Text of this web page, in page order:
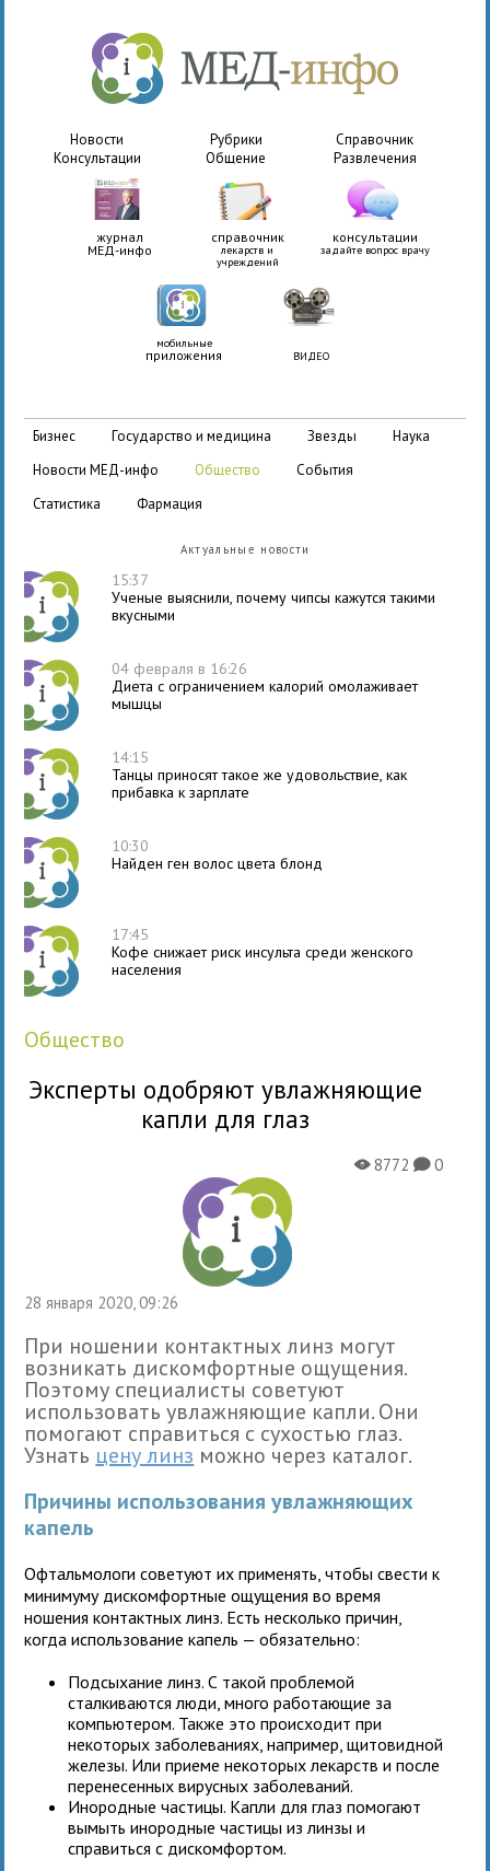
Новости Рубрики
Справочник
Консультации
Общение Развлечения
журнал
МЕД-инфо
справочник
лекарств и
учреждений
консультации
задайте вопрос врачу
мобильные
приложения ВИДЕО
бизнес государство и медицина звезды
наука
новости МЕД-инфо
общество
события
статистика
фармация
Актуальные новости
15:37
Ученые выяснили, почему чипсы кажутся такими
вкусными
04 февраля в 16:26
Диета с ограничением калорий омолаживает
мышцы
14:15
Танцы приносят такое же удовольствие, как
прибавка к зарплате
10:30
Найден ген волос цвета блонд
17:45
Кофе снижает риск инсульта среди женского
населения
общество
Эксперты одобряют увлажняющие
капли для глаз
28 января 2020, 09:26
X8772K0
При ношении контактных линз могут
возникать дискомфортные ощущения.
Поэтому специалисты советуют
использовать увлажняющие капли. Они
помогают справиться с сухостью глаз.
Узнать цену линз можно через каталог.
Причины использования увлажняющих
капель
Офтальмологи советуют их применять, чтобы свести к
минимуму дискомфортные ощущения во время
ношения контактных линз. Есть несколько причин,
когда использование капель — обязательно:
Подсыхание линз. С такой проблемой
сталкиваются люди, много работающие за
компьютером. Также это происходит при
некоторых заболеваниях, например, щитовидной
железы. Или приеме некоторых лекарств и после
перенесенных вирусных заболеваний.
Инородные частицы. Капли для глаз помогают
вымыть инородные частицы из линзы и
справиться с дискомфортом.